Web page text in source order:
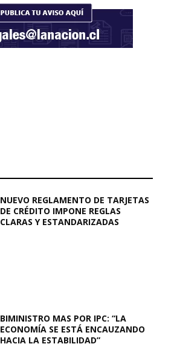
NUEVO REGLAMENTO DE TARJETAS
DE CRÉDITO IMPONE REGLAS
CLARAS Y ESTANDARIZADAS
BIMINISTRO MAS POR IPC: “LA
ECONOMÍA SE ESTÁ ENCAUZANDO
HACIA LA ESTABILIDAD”